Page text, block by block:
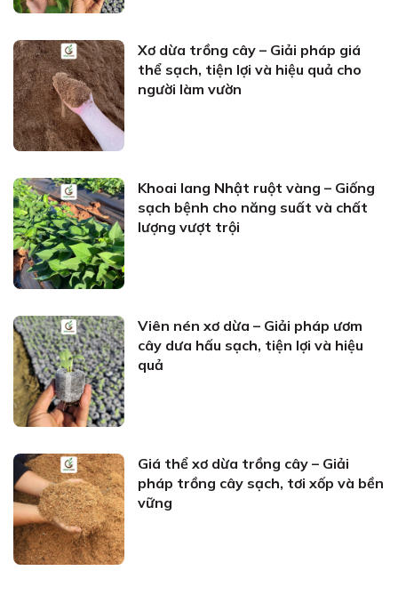
Xơ dừa trồng cây – Giải pháp giá
thể sạch, tiện lợi và hiệu quả cho
người làm vườn
Khoai lang Nhật ruột vàng – Giống
sạch bệnh cho năng suất và chất
lượng vượt trội
Viên nén xơ dừa – Giải pháp ươm
cây dưa hấu sạch, tiện lợi và hiệu
quả
Giá thể xơ dừa trồng cây – Giải
pháp trồng cây sạch, tơi xốp và bền
vững